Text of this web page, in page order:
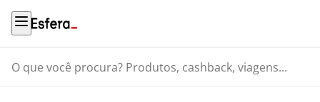
O que você procura? Produtos, cashback, viagens...